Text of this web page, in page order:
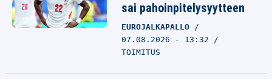
sai pahoinpitelysyytteen
EUROJALKAPALLO
07.08.2026 - 13:32
TOIMITUS